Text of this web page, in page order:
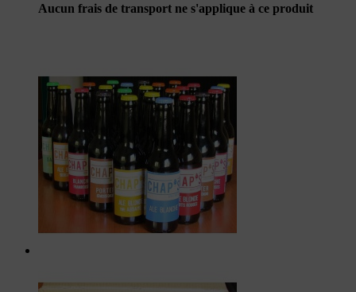
Aucun frais de transport ne s'applique à ce produit